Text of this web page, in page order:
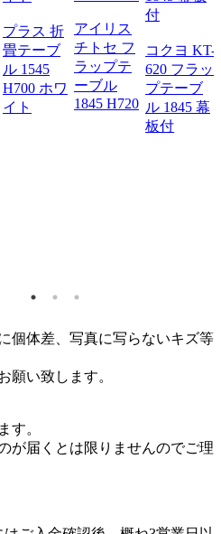
プラス 折
畳テーブ
ル 1545
H700 ホワ
イト
アイリス
チトセ フ
ラップテ
ーブル
1845 H720
コクヨ KT-
620 フラッ
プテーブ
ル 1845 幕
板付
個体差、写真に写らないキズ等
願い致します。
す。
が届くとは限りませんのでご理